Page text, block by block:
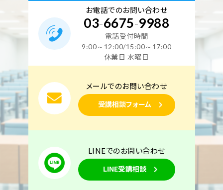
お電話でのお問い合わせ
03-6675-9988
電話受付時間
9:00～12:00/15:00～17:00
休業日 水曜日
メールでのお問い合わせ
受講相談フォーム
LINEでのお問い合わせ
LINE受講相談